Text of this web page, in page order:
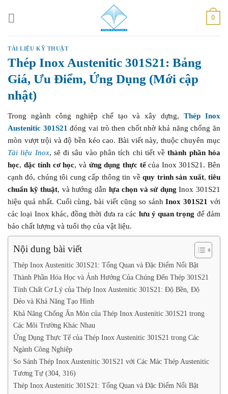
0
TÀI LIỆU KỸ THUẬT
Thép Inox Austenitic 301S21: Bảng
Giá, Ưu Điểm, Ứng Dụng (Mới cập
nhật)
Trong ngành công nghiệp chế tạo và xây dựng, Thép Inox
Austenitic 301S21 đóng vai trò then chốt nhờ khả năng chống ăn
mòn vượt trội và độ bền kéo cao. Bài viết này, thuộc chuyên mục
Tài liệu Inox, sẽ đi sâu vào phân tích chi tiết vềthành phần hóa
học, đặc tính cơ học, và ứng dụng thực tếcủa Inox 301S21. Bên
cạnh đó, chúng tôi cung cấp thông tin vềquy trình sản xuất,tiêu
chuẩn kỹ thuật, và hướng dẫn lựa chọn và sử dụng Inox 301S21
hiệu quả nhất. Cuối cùng, bài viết cũng so sánhInox 301S21 với
các loại Inox khác, đồng thời đưa ra các lưu ý quan trọng để đảm
bảo chất lượng và tuổi thọ của vật liệu.
Nội dung bài viết
Thép Inox Austenitic 301S21: Tổng Quan và Đặc Điểm Nổi Bật
Thành Phần Hóa Học và Ảnh Hưởng Của Chúng Đến Thép 301S21
Tính Chất Cơ Lý của Thép Inox Austenitic 301S21: Độ Bền, Độ
Dẻo và Khả Năng Tạo Hình
Khả Năng Chống Ăn Mòn của Thép Inox Austenitic 301S21 trong
Các Môi Trường Khác Nhau
Ứng Dụng Thực Tế của Thép Inox Austenitic 301S21 trong Các
Ngành Công Nghiệp
So Sánh Thép Inox Austenitic 301S21 với Các Mác Thép Austenitic
Tương Tự (304, 316)
Thép Inox Austenitic 301S21: Tổng Quan và Đặc Điểm Nổi Bật